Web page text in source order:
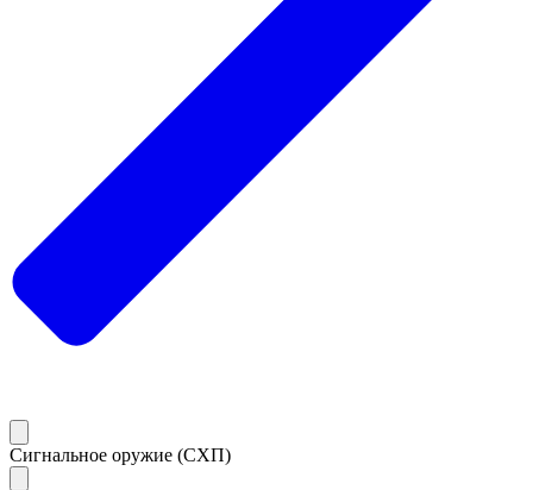
Сигнальное оружие (СХП)